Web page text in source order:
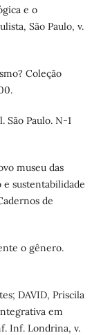
e o
São Paulo, v.
Coleção
São Paulo. N-1
museu das
sustentabilidade
de
o gênero.
DAVID, Priscila
em
Inf. Londrina, v.